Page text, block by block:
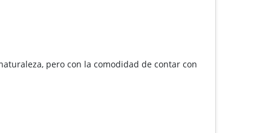
pero con la comodidad de contar con